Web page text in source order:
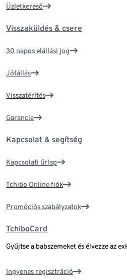
Üzletkereső
Visszaküldés & csere
30 napos elállási jog
Jótállás
Visszatérítés
Garancia
Kapcsolat & segítség
Kapcsolati űrlap
Tchibo Online fiók
Promóciós szabályzatok
TchiboCard
Gyűjtse a babszemeket és élvezze az
Ingyenes regisztráció